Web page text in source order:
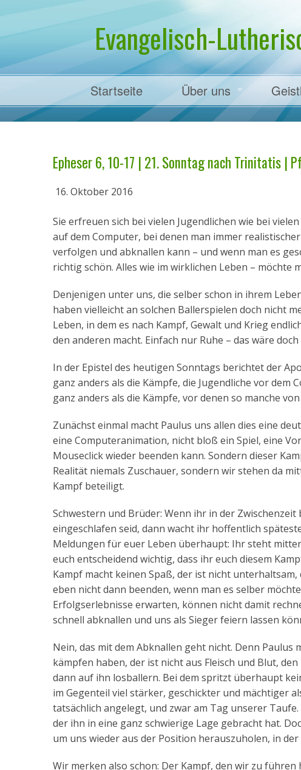
Evangelisch-
Startseite
Über uns
Pfarrer Dr. Martens
Epheser 6, 10-17 | 21. Sonntag nach Trinitatis |
16. Oktober 2016
Sie erfreuen sich bei vielen Jugendlichen wie bei
auf dem Computer, bei denen man immer
verfolgen und abknallen kann – und wenn man es
richtig schön. Alles wie im wirklichen Leben – möchte
Denjenigen unter uns, die selber schon in ihrem
haben vielleicht an solchen Ballerspielen doch nicht
Leben, in dem es nach Kampf, Gewalt und Krieg
den anderen macht. Einfach nur Ruhe – das wäre doch
In der Epistel des heutigen Sonntags berichtet der
ganz anders als die Kämpfe, die Jugendliche vor
ganz anders als die Kämpfe, vor denen so manche
Zunächst einmal macht Paulus uns allen dies eine
eine Computeranimation, nicht bloß ein Spiel, eine
Mouseclick wieder beenden kann. Sondern dieser
Realität niemals Zuschauer, sondern wir stehen da
Kampf beteiligt.
Schwestern und Brüder: Wenn ihr in der
eingeschlafen seid, dann wacht ihr hoffentlich
Meldungen für euer Leben überhaupt: Ihr steht
euch entscheidend wichtig, dass ihr euch diesem
Kampf macht keinen Spaß, der ist nicht
eben nicht dann beenden, wenn man es selber
Erfolgserlebnisse erwarten, können nicht damit
schnell abknallen und uns als Sieger feiern lassen
Nein, das mit dem Abknallen geht nicht. Denn Paulus
kämpfen haben, der ist nicht aus Fleisch und Blut,
dann auf ihn losballern. Bei dem spritzt überhaupt
im Gegenteil viel stärker, geschickter und mächtiger
tatsächlich angelegt, und zwar am Tag unserer
der ihn in eine ganz schwierige Lage gebracht hat.
um uns wieder aus der Position herauszuholen, in
Wir merken also schon: Der Kampf, den wir zu